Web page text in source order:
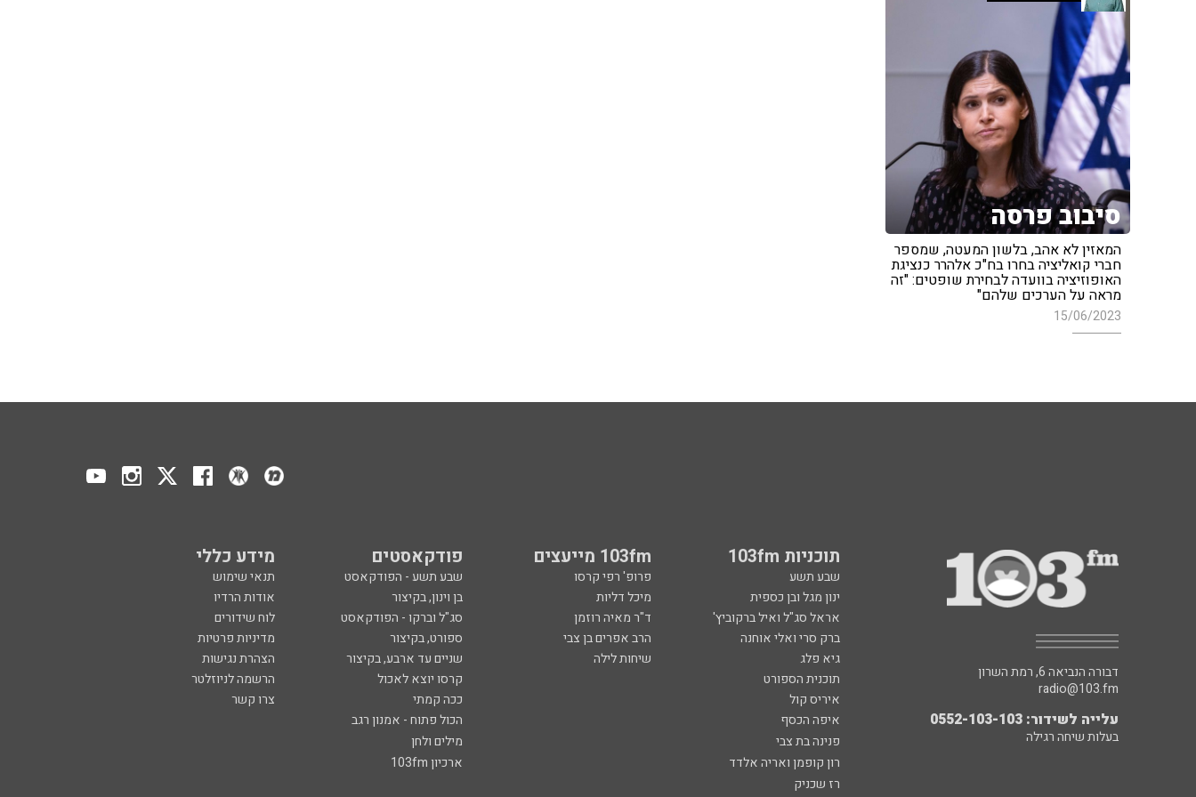
סיבוב פרסה
המאזין לא אהב, בלשון המעטה, שמספר
חברי קואליציה בחרו בח"כ אלהרר כנציגת
האופוזיציה בוועדה לבחירת שופטים: "זה
מראה על הערכים שלהם"
15/06/2023
תוכניות 103fm 103fm מייעצים פודקאסטים מידע כללי
שבע תשע פרופ' רפי קרסו שבע תשע - הפודקאסט
תנאי שימוש
ינון מגל ובן כספית
מיכל דליות בן וינון, בקיצור
אודות הרדיו
אראל סג"ל ואיל ברקוביץ'
ד"ר מאיה רוזמן סג"ל וברקו - הפודקאסט
לוח שידורים
ברק סרי ואלי אוחנה
הרב אפרים בן צבי ספורט, בקיצור
מדיניות פרטיות
גיא פלג
שיחות לילה שניים עד ארבע, בקיצור
הצהרת נגישות
תוכנית הספורט
קרסו יוצא לאכול
הרשמה לניוזלטר
איריס קול
ככה קמתי
צרו קשר
איפה הכסף
הכול פתוח - אמנון רגב
פנינה בת צבי
מילים ולחן
רון קופמן ואריה אלדד
ארכיון 103fm
רז שכניק
דבורה הנביאה 6, רמת השרון
radio@103.fm
עלייה לשידור: 0552-103-103
בעלות שיחה רגילה